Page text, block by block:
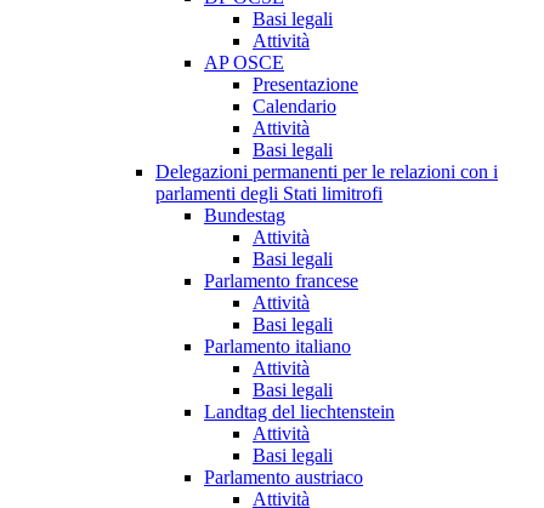
Basi legali
Attività
AP OSCE
Presentazione
Calendario
Attività
Basi legali
Delegazioni permanenti per le relazioni con i
parlamenti degli Stati limitrofi
Bundestag
Attività
Basi legali
Parlamento francese
Attività
Basi legali
Parlamento italiano
Attività
Basi legali
Landtag del liechtenstein
Attività
Basi legali
Parlamento austriaco
Attività